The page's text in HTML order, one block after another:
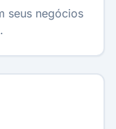
seus negócios